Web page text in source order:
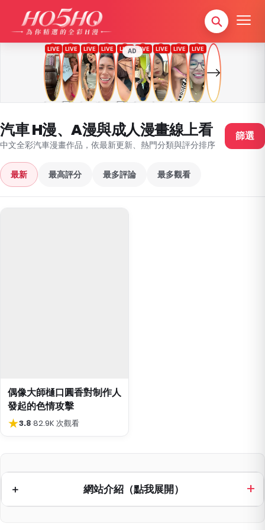
AD
汽車 H漫、A漫與成人漫畫線上看
中文全彩汽車漫畫作品，依最新更新、熱門分類與評分排序
篩選
最新 最高評分 最多評論 最多觀看
偶像大師樋口圓香對制作人
發起的色情攻擊
★3.8·82.9K 次觀看
網站介紹（點我展開）